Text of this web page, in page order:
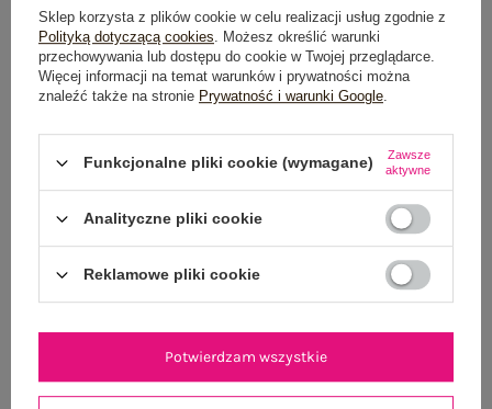
GŁÓWNE PARAMETRY
OPINIE O PRODUKCIE (2)
ZWROTY I REKLAMACJE
OSTATNIO OGLĄDANE
Zobacz wszystko
Sklep korzysta z plików cookie w celu realizacji usług zgodnie z
Polityką dotyczącą cookies. Możesz określić warunki
przechowywania lub dostępu do cookie w Twojej przeglądarce.
Więcej informacji na temat warunków i prywatności można
znaleźć także na stronie Prywatność i warunki Google.
Funkcjonalne pliki cookie (wymagane)
Zawsze
aktywne
Analityczne pliki cookie
Reklamowe pliki cookie
Potwierdzam wszystkie